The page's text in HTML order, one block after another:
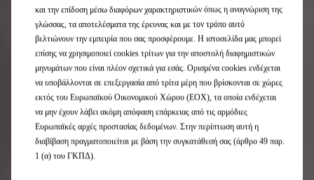
ΕΚΔΟΣΕΙΣ
Ανακαλύψτε τα
διαφορετικά φινιρίσματα
και την επίδοση μέσω διαφόρων χαρακτηριστικών όπως η αναγνώριση της
γλώσσας, τα αποτελέσματα της έρευνας και με τον τρόπο αυτό
βελτιώνουν την εμπειρία που σας προσφέρουμε. Η ιστοσελίδα μας μπορεί
επίσης να χρησιμοποιεί cookies τρίτων για την αποστολή διαφημιστικών
μηνυμάτων που είναι πλέον σχετικά για εσάς. Ορισμένα cookies ενδέχεται
να υποβάλλονται σε επεξεργασία από τρίτα μέρη που βρίσκονται σε χώρες
εκτός του Ευρωπαϊκού Οικονομικού Χώρου (ΕΟΧ), τα οποία ενδέχεται
να μην έχουν λάβει ακόμη απόφαση επάρκειας από τις αρμόδιες
Ευρωπαϊκές αρχές προστασίας δεδομένων. Στην περίπτωση αυτή η
διαβίβαση πραγματοποιείται με βάση την συγκατάθεσή σας (άρθρο 49 παρ.
1 (α) του ΓΚΠΔ).